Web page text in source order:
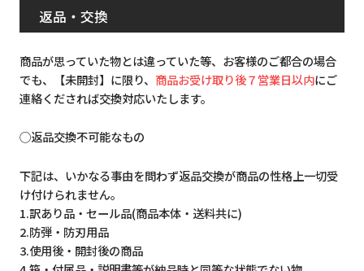
返品・交換
商品が思っていた物とは違っていた等、お客様のご都合の場合
でも、【未開封】に限り、 商品お受け取り後７営業日以内にご
連絡くだされば交換対応いたします。
◯返品交換不可能なもの
下記は、いかなる事由を問わず返品交換が商品の性格上一切受
け付けられません。
1.訳あり品・セール品(商品本体・送料共に)
2.防弾・防刃用品
3.使用後・開封後の商品